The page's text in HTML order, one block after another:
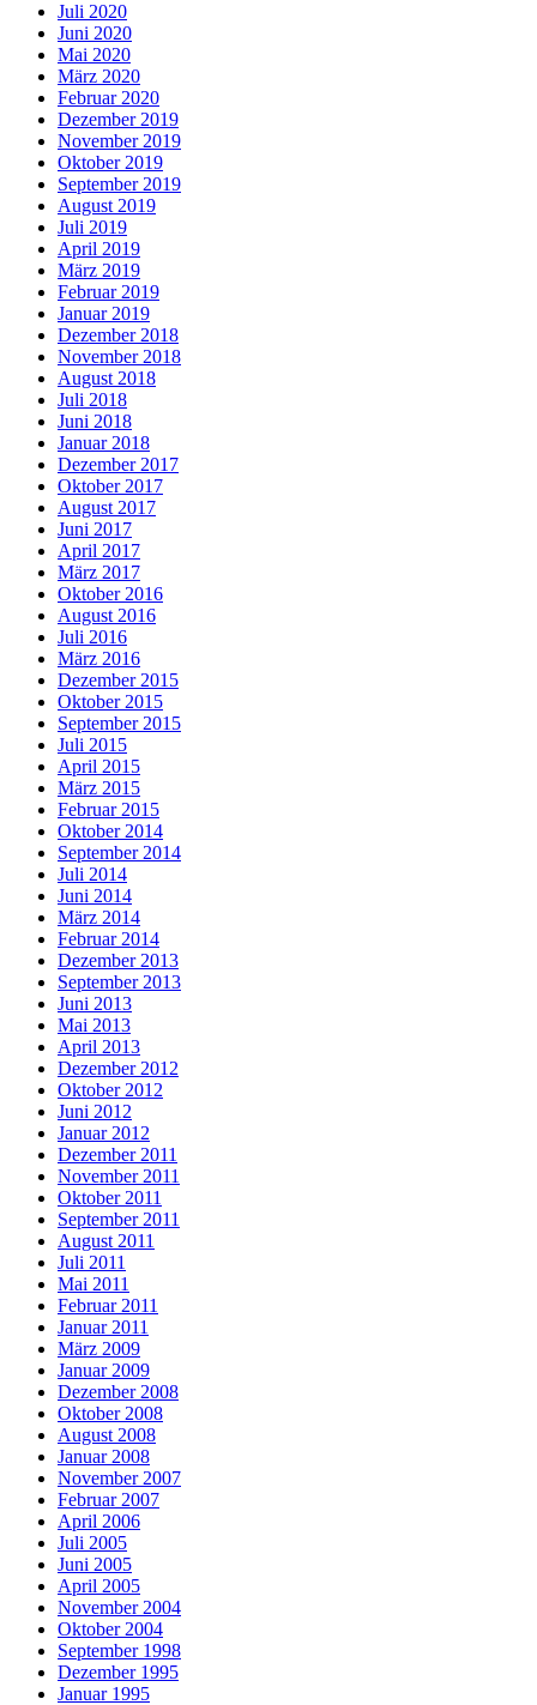
Juli 2020
Juni 2020
Mai 2020
März 2020
Februar 2020
Dezember 2019
November 2019
Oktober 2019
September 2019
August 2019
Juli 2019
April 2019
März 2019
Februar 2019
Januar 2019
Dezember 2018
November 2018
August 2018
Juli 2018
Juni 2018
Januar 2018
Dezember 2017
Oktober 2017
August 2017
Juni 2017
April 2017
März 2017
Oktober 2016
August 2016
Juli 2016
März 2016
Dezember 2015
Oktober 2015
September 2015
Juli 2015
April 2015
März 2015
Februar 2015
Oktober 2014
September 2014
Juli 2014
Juni 2014
März 2014
Februar 2014
Dezember 2013
September 2013
Juni 2013
Mai 2013
April 2013
Dezember 2012
Oktober 2012
Juni 2012
Januar 2012
Dezember 2011
November 2011
Oktober 2011
September 2011
August 2011
Juli 2011
Mai 2011
Februar 2011
Januar 2011
März 2009
Januar 2009
Dezember 2008
Oktober 2008
August 2008
Januar 2008
November 2007
Februar 2007
April 2006
Juli 2005
Juni 2005
April 2005
November 2004
Oktober 2004
September 1998
Dezember 1995
Januar 1995